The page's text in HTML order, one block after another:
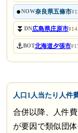
●NOW奈良県五條市
⏬DN広島県庄原市
⚓BOT北海道夕張市
人口1人当たり人件
合併以降、人件
が要因で類似団